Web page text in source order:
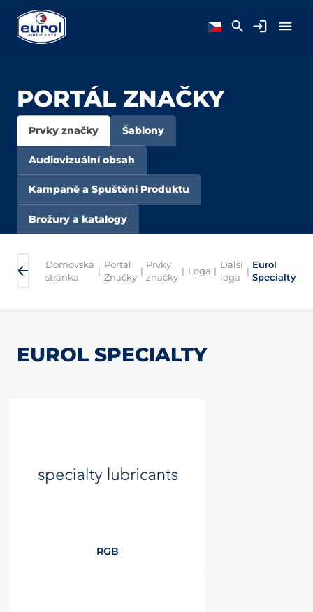
PORTÁL ZNAČKY
Prvky značky Šablony
Audiovizuální obsah
Kampaně a Spuštění Produktu
Brožury a katalogy
Domovská
stránka
|
Portál
Značky
|
Prvky
značky
| Loga |
Další
loga
|
Eurol
Specialty
EUROL SPECIALTY
RGB